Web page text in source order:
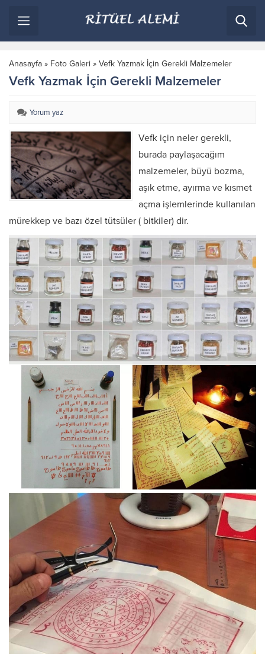
Anasayfa » Foto Galeri » Vefk Yazmak İçin Gerekli Malzemeler
Vefk Yazmak İçin Gerekli Malzemeler
Yorum yaz
Vefk için neler gerekli,
burada paylaşacağım
malzemeler, büyü bozma,
aşık etme, ayırma ve kısmet
açma işlemlerinde kullanılan
mürekkep ve bazı özel tütsüler ( bitkiler) dir.